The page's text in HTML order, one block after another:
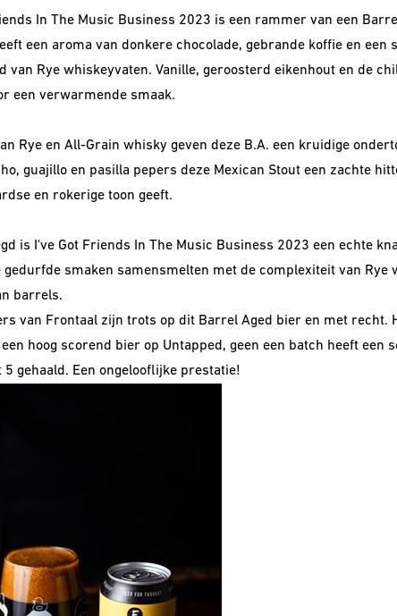
In The Music Business 2023 is een rammer van een
een aroma van donkere chocolade, gebrande koffie en een
van Rye whiskeyvaten. Vanille, geroosterd eikenhout en de
een verwarmende smaak.
Rye en All-Grain whisky geven deze B.A. een kruidige
guajillo en pasilla pepers deze Mexican Stout een zachte
en rokerige toon geeft.
is I've Got Friends In The Music Business 2023 een echte
smaken samensmelten met de complexiteit van Rye
barrels.
van Frontaal zijn trots op dit Barrel Aged bier en met recht.
hoog scorend bier op Untapped, geen een batch heeft een
5 gehaald. Een ongelooflijke prestatie!